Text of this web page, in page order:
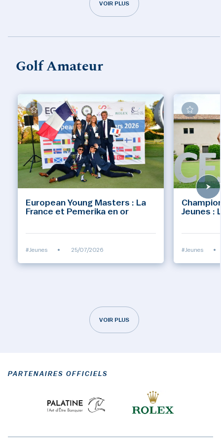
VOIR PLUS
Golf Amateur
European Young Masters : La
France et Pemerika en or
#Jeunes • 25/07/2026
Jeunes :
#Jeunes •
VOIR PLUS
PARTENAIRES OFFICIELS